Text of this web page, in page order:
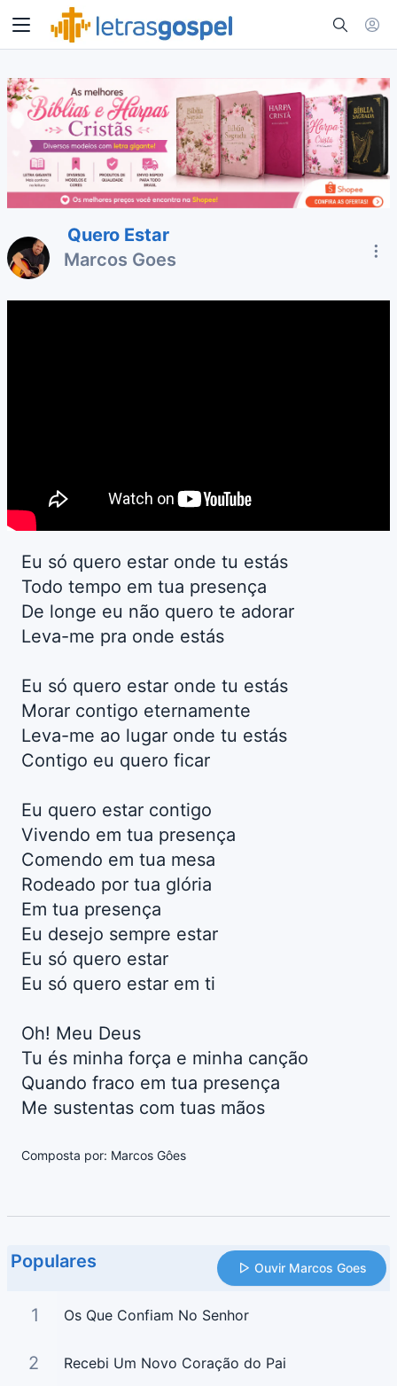
Quero Estar
Marcos Goes
Eu só quero estar onde tu estás
Todo tempo em tua presença
De longe eu não quero te adorar
Leva-me pra onde estás
Eu só quero estar onde tu estás
Morar contigo eternamente
Leva-me ao lugar onde tu estás
Contigo eu quero ficar
Eu quero estar contigo
Vivendo em tua presença
Comendo em tua mesa
Rodeado por tua glória
Em tua presença
Eu desejo sempre estar
Eu só quero estar
Eu só quero estar em ti
Oh! Meu Deus
Tu és minha força e minha canção
Quando fraco em tua presença
Me sustentas com tuas mãos
Composta por: Marcos Gôes
Populares Ouvir Marcos Goes
1 Os Que Confiam No Senhor
2 Recebi Um Novo Coração do Pai